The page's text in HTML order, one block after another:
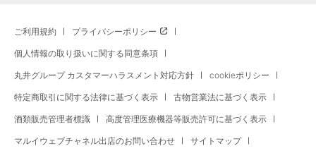
ご利用規約 プライバシーポリシー
個人情報の取り扱いに関する同意条項
丸井グループ カスタマーハラスメント対応方針 cookieポリシー
特定商取引に関する法律に基づく表示 古物営業法に基づく表示
酒類販売管理者標識 高度管理医療機器等販売許可に基づく表示
マルイウェブチャネル出店のお問い合わせ サイトマップ